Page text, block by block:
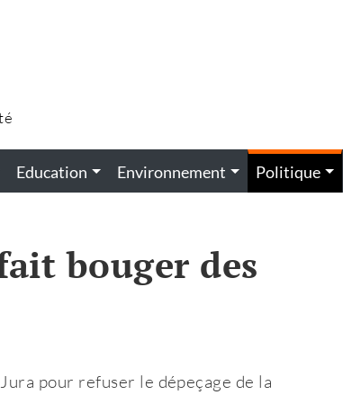
Education Environnement Politique
bouger des
pour refuser le dépeçage de la